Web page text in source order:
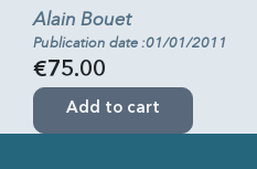
Alain Bouet
Publication date :01/01/2011
€75.00
Add to cart